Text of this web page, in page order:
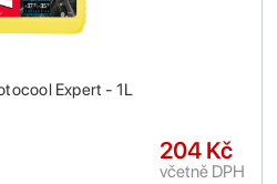
Expert - 1L
204 Kč
včetně DPH